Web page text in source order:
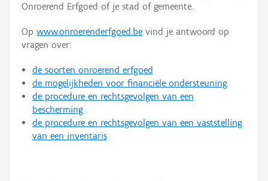
Aanmelden
Onroerend Erfgoed of je stad of gemeente.
Op www.onroerenderfgoed.be vind je antwoord op
vragen over:
de soorten onroerend erfgoed
de mogelijkheden voor financiële ondersteuning
de procedure en rechtsgevolgen van een
bescherming
de procedure en rechtsgevolgen van een vaststelling
van een inventaris